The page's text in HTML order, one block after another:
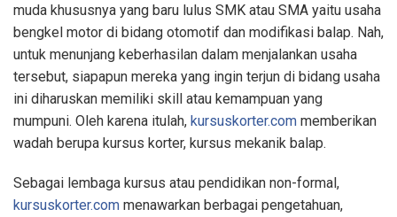
muda khususnya yang baru lulus SMK atau SMA yaitu usaha
bengkel motor di bidang otomotif dan modifikasi balap. Nah,
untuk menunjang keberhasilan dalam menjalankan usaha
tersebut, siapapun mereka yang ingin terjun di bidang usaha
ini diharuskan memiliki skill atau kemampuan yang
mumpuni. Oleh karena itulah, kursuskorter.com memberikan
wadah berupa kursus korter, kursus mekanik balap.
Sebagai lembaga kursus atau pendidikan non-formal,
kursuskorter.com menawarkan berbagai pengetahuan,